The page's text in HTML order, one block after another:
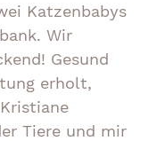
Katzenbabys
Wir
Gesund
erholt,
Tiere und mir